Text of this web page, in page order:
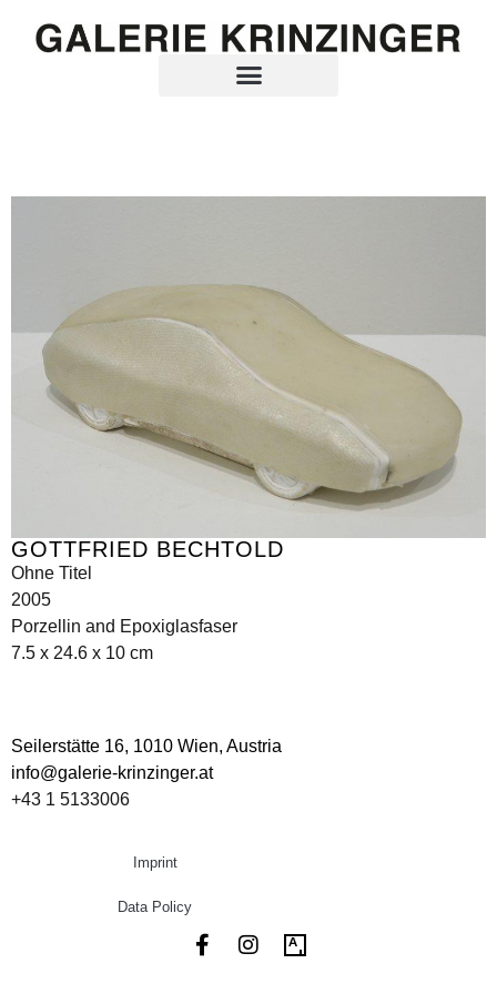
GOTTFRIED BECHTOLD
Ohne Titel
2005
Porzellin and Epoxiglasfaser
7.5 x 24.6 x 10 cm
Seilerstätte 16, 1010 Wien, Austria
info@galerie-krinzinger.at
+43 1 5133006
Imprint
Data Policy